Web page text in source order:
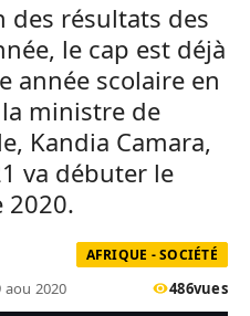
des résultats des
le cap est déjà
année scolaire en
la ministre de
Kandia Camara,
va débuter le
2020.
AFRIQUE - SOCIÉTÉ
aou 2020 486vues